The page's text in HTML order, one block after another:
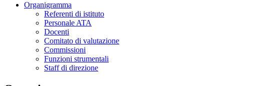
Organigramma
Referenti di istituto
Personale ATA
Docenti
Comitato di valutazione
Commissioni
Funzioni strumentali
Staff di direzione